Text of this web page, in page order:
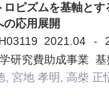
ピズムを基軸とす
応用展開
2021.04 -
研究費助成事業 基
, 宮地 孝明, 高柴 正